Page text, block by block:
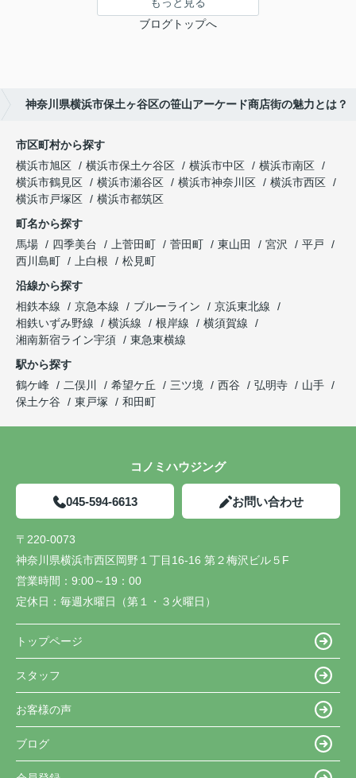
もっと見る
ブログトップへ
神奈川県横浜市保土ヶ谷区の笹山アーケード商店街の魅力とは？
市区町村から探す
横浜市旭区
横浜市保土ケ谷区 横浜市中区
横浜市南区
横浜市鶴見区
横浜市瀬谷区 横浜市神奈川区
横浜市西区
横浜市戸塚区
横浜市都筑区
町名から探す
馬場
四季美台 上菅田町 菅田町 東山田 宮沢
平戸
西川島町
上白根
松見町
沿線から探す
相鉄本線
京急本線 ブルーライン
京浜東北線
相鉄いずみ野線
横浜線 根岸線
横須賀線
湘南新宿ライン宇須
東急東横線
駅から探す
鶴ケ峰
二俣川 希望ケ丘 三ツ境 西谷 弘明寺
山手
保土ケ谷
東戸塚 和田町
コノミハウジング
045-594-6613 お問い合わせ
〒220-0073
神奈川県横浜市西区岡野１丁目16-16 第２梅沢ビル５F
営業時間： 9:00～19：00
定休日： 毎週水曜日（第１・３火曜日）
トップページ
スタッフ
お客様の声
ブログ